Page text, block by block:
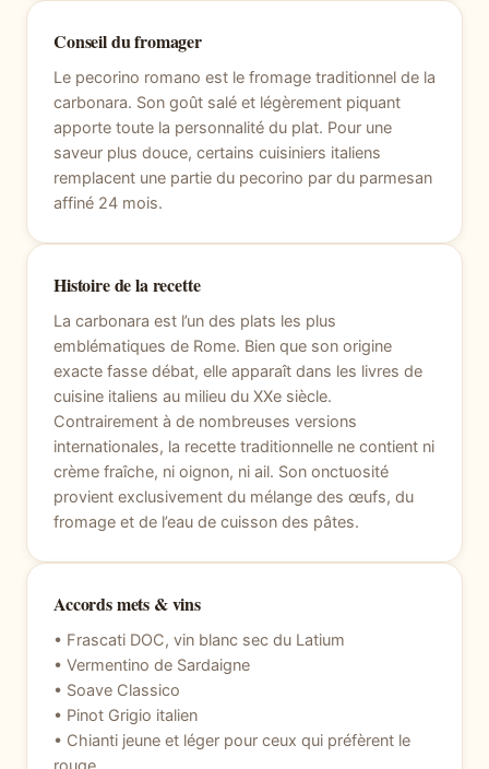
Conseil du fromager
Le pecorino romano est le fromage traditionnel de la
carbonara. Son goût salé et légèrement piquant
apporte toute la personnalité du plat. Pour une
saveur plus douce, certains cuisiniers italiens
remplacent une partie du pecorino par du parmesan
affiné 24 mois.
Histoire de la recette
La carbonara est l’un des plats les plus
emblématiques de Rome. Bien que son origine
exacte fasse débat, elle apparaît dans les livres de
cuisine italiens au milieu du XXe siècle.
Contrairement à de nombreuses versions
internationales, la recette traditionnelle ne contient ni
crème fraîche, ni oignon, ni ail. Son onctuosité
provient exclusivement du mélange des œufs, du
fromage et de l’eau de cuisson des pâtes.
Accords mets & vins
• Frascati DOC, vin blanc sec du Latium
• Vermentino de Sardaigne
• Soave Classico
• Pinot Grigio italien
• Chianti jeune et léger pour ceux qui préfèrent le